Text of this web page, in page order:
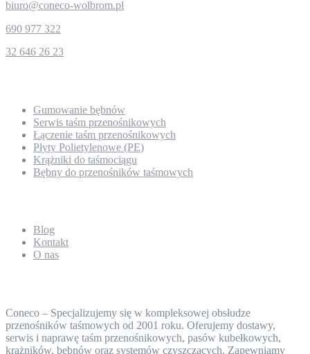
biuro@coneco-wolbrom.pl
690 977 322
32 646 26 23
Gumowanie bębnów
Serwis taśm przenośnikowych
Łączenie taśm przenośnikowych
Płyty Polietylenowe (PE)
Krążniki do taśmociągu
Bębny do przenośników taśmowych
Blog
Kontakt
O nas
Coneco – Specjalizujemy się w kompleksowej obsłudze
przenośników taśmowych od 2001 roku. Oferujemy dostawy,
serwis i naprawę taśm przenośnikowych, pasów kubełkowych,
krążników, bębnów oraz systemów czyszczących. Zapewniamy